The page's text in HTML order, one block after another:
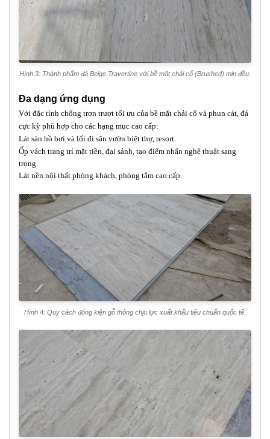
Hình 3: Thành phẩm đá Beige Travertine với bề mặt chải cổ (Brushed) mịn đều.
Đa dạng ứng dụng
Với đặc tính chống trơn trượt tối ưu của bề mặt chải cổ và phun cát, đá
cực kỳ phù hợp cho các hạng mục cao cấp:
Lát sàn hồ bơi và lối đi sân vườn biệt thự, resort.
Ốp vách trang trí mặt tiền, đại sảnh, tạo điểm nhấn nghệ thuật sang
trọng.
Lát nền nội thất phòng khách, phòng tắm cao cấp.
Hình 4: Quy cách đóng kiện gỗ thông chịu lực xuất khẩu tiêu chuẩn quốc tế.